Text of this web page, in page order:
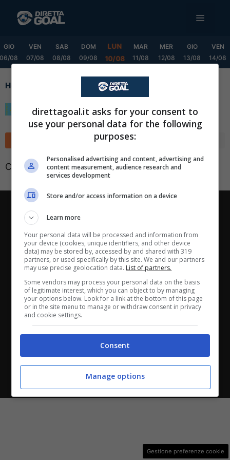
MENU
GIO
06/08
VEN
07/08
SAB
08/08
DOM
09/08
LUN
10/08
MAR
11/08
MER
12/08
GIO
13/08
VEN
14/08
Home
Cup
Classifica non disponibile
ANASTASIO II, 442, 00165 Roma (RM) - Codice Fiscale
e Partita I.V.A. 13461621008
Testata Giornalistica registrata presso il Tribunale di
Roma con n°32/2023 del 15/02/2023
Copyright ©2026 - Tutti i diritti riservati -
Le attività pubblicitarie su questo sito sono gestite da
theCoreAdv
Scarica DirettaGoal!
Partite e risultatiin tempo reale.
Con i pronostici dei migliori Tipster!
Gestione preferenze cookie
direttagoal.it asks for your consent to
use your personal data for the following
purposes:
Personalised advertising and content, advertising and
content measurement, audience research and
services development
Store and/or access information on a device
Learn more
Your personal data will be processed and information from
your device (cookies, unique identifiers, and other device
data) may be stored by, accessed by and shared with 319
partners, or used specifically by this site. We and our partners
may use precise geolocation data. List of partners.
Some vendors may process your personal data on the basis
of legitimate interest, which you can object to by managing
your options below. Look for a link at the bottom of this page
or in the site menu to manage or withdraw consent in privacy
and cookie settings.
Consent
Manage options